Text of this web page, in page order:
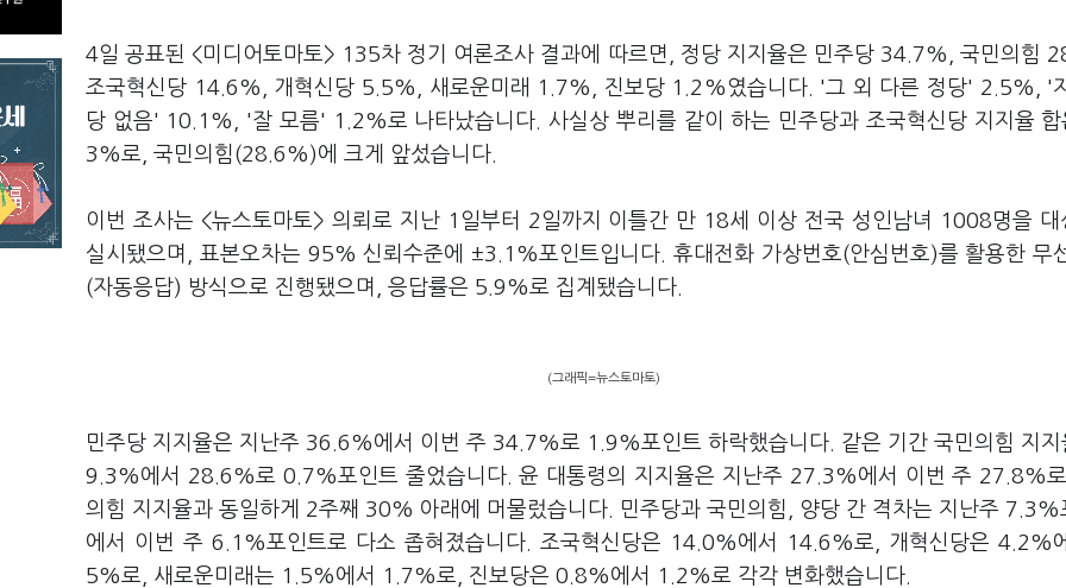
4일 공표된 <미디어토마토> 135차 정기 여론조사 결과에 따르면, 정당 지지율은 민주당 34.7%, 국민의힘
조국혁신당 14.6%, 개혁신당 5.5%, 새로운미래 1.7%, 진보당 1.2%였습니다. '그 외 다른 정당' 2.5%, '
당 없음' 10.1%, '잘 모름' 1.2%로 나타났습니다. 사실상 뿌리를 같이 하는 민주당과 조국혁신당 지지율
3%로, 국민의힘(28.6%)에 크게 앞섰습니다.
이번 조사는 <뉴스토마토> 의뢰로 지난 1일부터 2일까지 이틀간 만 18세 이상 전국 성인남녀 1008명을 대
실시됐으며, 표본오차는 95% 신뢰수준에 ±3.1%포인트입니다. 휴대전화 가상번호(안심번호)를 활용한 무
(자동응답) 방식으로 진행됐으며, 응답률은 5.9%로 집계됐습니다.
(그래픽=뉴스토마토)
민주당 지지율은 지난주 36.6%에서 이번 주 34.7%로 1.9%포인트 하락했습니다. 같은 기간 국민의힘 지
9.3%에서 28.6%로 0.7%포인트 줄었습니다. 윤 대통령의 지지율은 지난주 27.3%에서 이번 주 27.8%
의힘 지지율과 동일하게 2주째 30% 아래에 머물렀습니다. 민주당과 국민의힘, 양당 간 격차는 지난주 7.3%
에서 이번 주 6.1%포인트로 다소 좁혀졌습니다. 조국혁신당은 14.0%에서 14.6%로, 개혁신당은 4.2%
5%로, 새로운미래는 1.5%에서 1.7%로, 진보당은 0.8%에서 1.2%로 각각 변화했습니다.